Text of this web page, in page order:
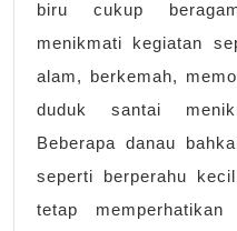
biru cukup
menikmati kegiatan
alam, berkemah,
duduk santai
Beberapa danau
seperti berperahu
tetap